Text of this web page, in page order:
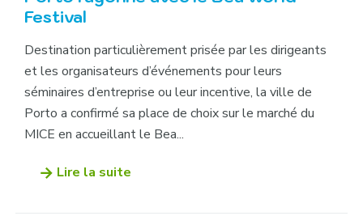
Festival
Destination particulièrement prisée par les dirigeants
et les organisateurs d’événements pour leurs
séminaires d’entreprise ou leur incentive, la ville de
Porto a confirmé sa place de choix sur le marché du
MICE en accueillant le Bea...
Lire la suite